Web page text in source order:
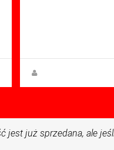
jest już sprzedana, ale